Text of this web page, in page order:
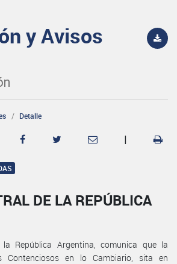
y Avisos
Detalle
|
DE LA REPÚBLICA
República Argentina, comunica que la
Contenciosos en lo Cambiario, sita en